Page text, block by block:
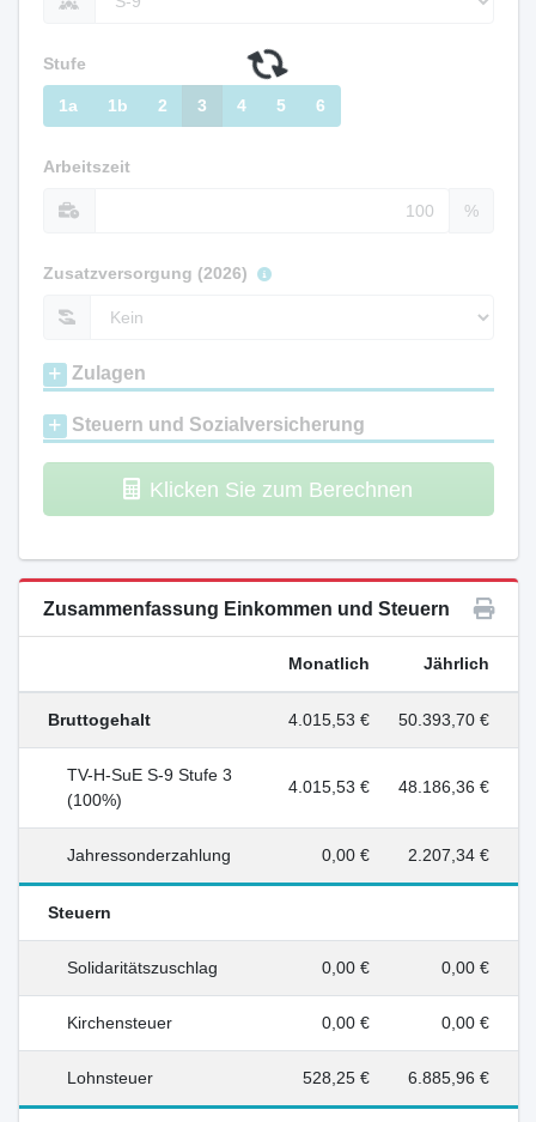
Stufe
1a 1b 2 3 4 5 6
Arbeitszeit
%
Zusatzversorgung (2026)
Zulagen
Steuern und Sozialversicherung
Klicken Sie zum Berechnen
Zusammenfassung Einkommen und Steuern
Monatlich Jährlich
Bruttogehalt 4.015,53 € 50.393,70 €
TV-H-SuE S-9 Stufe 3
(100%)
4.015,53 € 48.186,36 €
Jahressonderzahlung 0,00 € 2.207,34 €
Steuern
Solidaritätszuschlag 0,00 € 0,00 €
Kirchensteuer 0,00 € 0,00 €
Lohnsteuer 528,25 € 6.885,96 €